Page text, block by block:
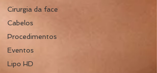
Cirurgia da face
Cabelos
Procedimentos
Eventos
Lipo HD